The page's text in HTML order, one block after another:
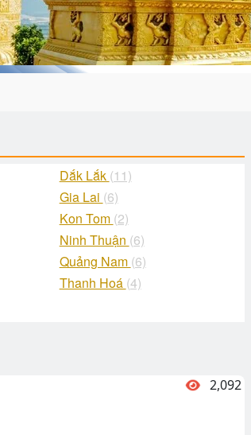
Dắk Lắk (11)
Gia Lai (6)
Kon Tom (2)
Ninh Thuận (6)
Quảng Nam (6)
Thanh Hoá (4)
2,092